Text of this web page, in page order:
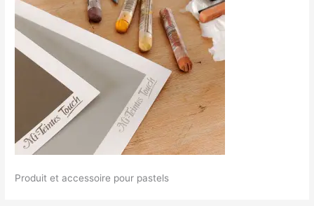
Produit et accessoire pour pastels